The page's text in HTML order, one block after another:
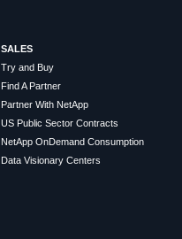
SALES
Try and Buy
Find A Partner
Partner With NetApp
US Public Sector Contracts
NetApp OnDemand Consumption
Data Visionary Centers